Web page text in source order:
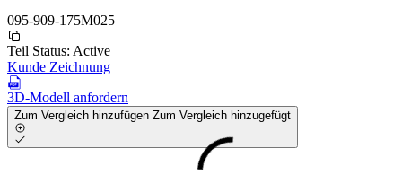
095-909-175M025
Teil Status: Active
Kunde Zeichnung
3D-Modell anfordern
Zum Vergleich hinzufügen Zum Vergleich hinzugefügt